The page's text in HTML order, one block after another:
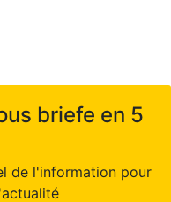
briefe en 5
de l'information pour